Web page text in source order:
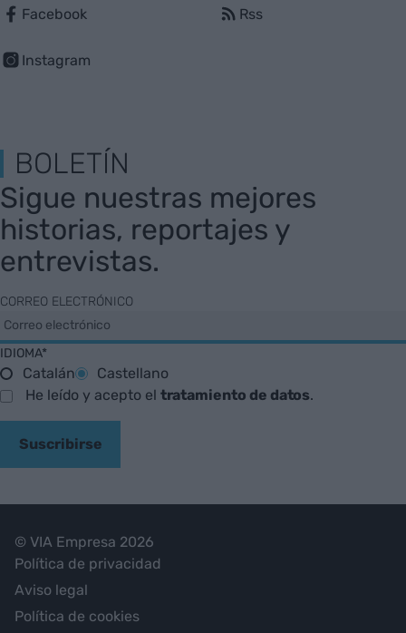
Facebook
Instagram
Rss
BOLETÍN
Sigue nuestras mejores
historias, reportajes y
entrevistas.
CORREO ELECTRÓNICO
IDIOMA*
Catalán
Castellano
He leído y acepto el tratamiento de datos.
Suscribirse
© VIA Empresa 2026
Política de privacidad
Aviso legal
Política de cookies